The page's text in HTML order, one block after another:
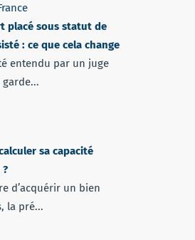
placé sous statut de
: ce que cela change
entendu par un juge
sa capacité
d’acquérir un bien
la pré...